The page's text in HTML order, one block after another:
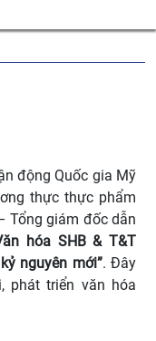
động Quốc gia Mỹ
thực thực phẩm
Tổng giám đốc dẫn
hóa SHB & T&T
nguyên mới”. Đây
phát triển văn hóa